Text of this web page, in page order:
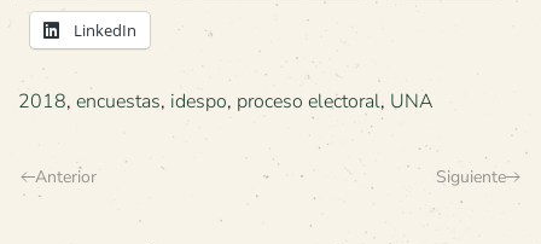
LinkedIn
2018, encuestas, idespo, proceso electoral, UNA
Anterior Siguiente